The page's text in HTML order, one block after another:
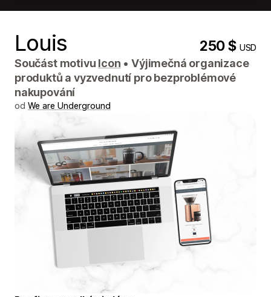
Louis 250 $USD
Součást motivu Icon • Výjimečná organizace
produktů a vyzvednutí pro bezproblémové
nakupování
od We are Underground